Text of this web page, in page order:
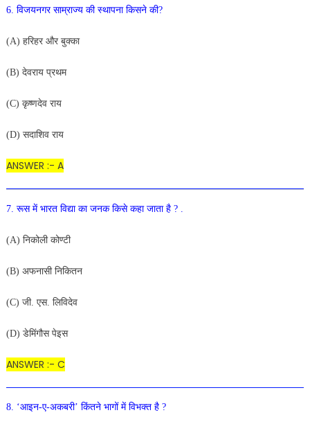
6. विजयनगर साम्राज्य की स्थापना किसने की?
(A) हरिहर और बुक्का
(B) देवराय प्रथम
(C) कृष्णदेव राय
(D) सदाशिव राय
ANSWER :- A
7. रूस में भारत विद्या का जनक किसे कहा जाता है ? .
(A) निकोली कोण्टी
(B) अफनासी निकितन
(C) जी. एस. लिविदेव
(D) डेमिंगौस पेइस
ANSWER :- C
8. ‘आइन-ए-अकबरी’ किंतने भागों में विभक्त है ?